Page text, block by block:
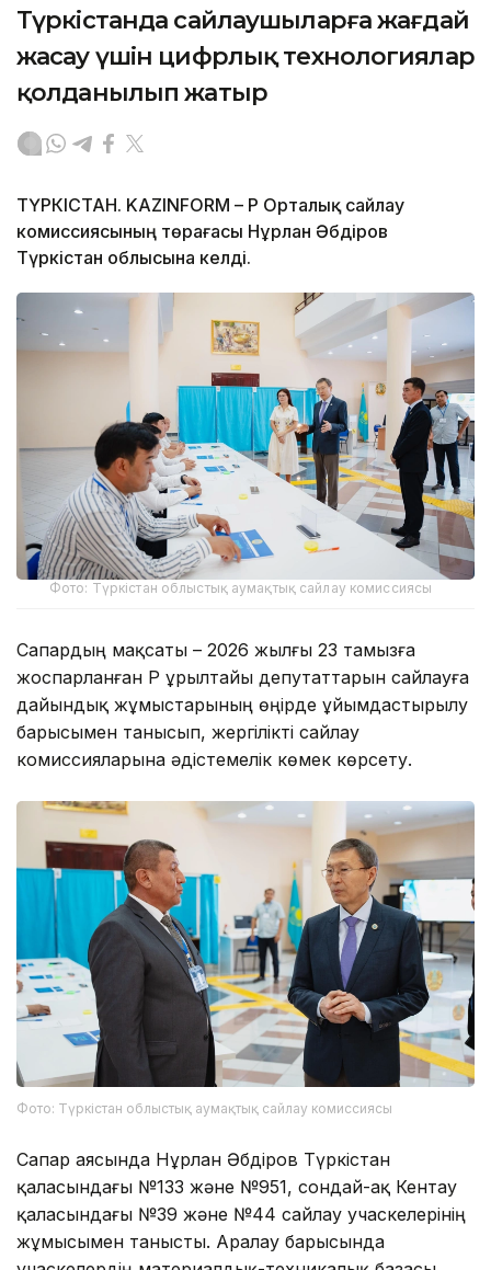
Түркістанда сайлаушыларға жағдай
жасау үшін цифрлық технологиялар
қолданылып жатыр
ТҮРКІСТАН. KAZINFORM – ҚР Орталық сайлау
комиссиясының төрағасы Нұрлан Әбдіров
Түркістан облысына келді.
Фото: Түркістан облыстық аумақтық сайлау комиссиясы
Сапардың мақсаты – 2026 жылғы 23 тамызға
жоспарланған ҚР Құрылтайы депутаттарын сайлауға
дайындық жұмыстарының өңірде ұйымдастырылу
барысымен танысып, жергілікті сайлау
комиссияларына әдістемелік көмек көрсету.
Фото: Түркістан облыстық аумақтық сайлау комиссиясы
Сапар аясында Нұрлан Әбдіров Түркістан
қаласындағы №133 және №951, сондай-ақ Кентау
қаласындағы №39 және №44 сайлау учаскелерінің
жұмысымен танысты. Аралау барысында